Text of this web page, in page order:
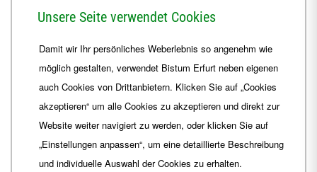
+49 361 6572-444
E-Mail ordinariat@Bistum-Erfurt.de
Unsere Seite verwendet Cookies
Damit wir Ihr persönliches Weberlebnis so angenehm wie
möglich gestalten, verwendet Bistum Erfurt neben eigenen
auch Cookies von Drittanbietern. Klicken Sie auf „Cookies
akzeptieren“ um alle Cookies zu akzeptieren und direkt zur
Website weiter navigiert zu werden, oder klicken Sie auf
„Einstellungen anpassen“, um eine detaillierte Beschreibung
und individuelle Auswahl der Cookies zu erhalten.